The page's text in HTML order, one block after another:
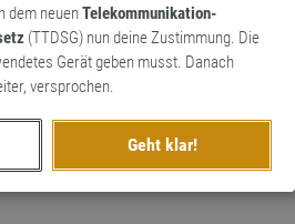
dem neuenTelekommunikation-
(TTDSG) nun deine Zustimmung. Die
Gerät geben musst. Danach
versprochen.
Geht klar!
und dabei
0
von NeuWort
2023